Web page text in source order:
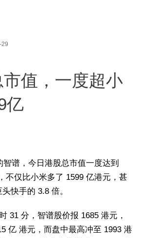
29
值，一度超小
亿
智谱，今日港股总市值一度达到
不仅比小米多了 1599 亿港元，甚
快手的 3.8 倍。
31 分，智谱股价报 1685 港元，
亿 港元，而盘中最高冲至 1993 港